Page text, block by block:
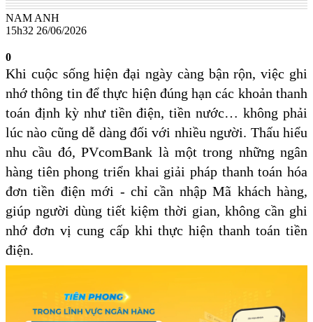
NAM ANH
15h32 26/06/2026
0
Khi cuộc sống hiện đại ngày càng bận rộn, việc ghi
nhớ thông tin để thực hiện đúng hạn các khoản thanh
toán định kỳ như tiền điện, tiền nước… không phải
lúc nào cũng dễ dàng đối với nhiều người. Thấu hiểu
nhu cầu đó, PVcomBank là một trong những ngân
hàng tiên phong triển khai giải pháp thanh toán hóa
đơn tiền điện mới - chỉ cần nhập Mã khách hàng,
giúp người dùng tiết kiệm thời gian, không cần ghi
nhớ đơn vị cung cấp khi thực hiện thanh toán tiền
điện.